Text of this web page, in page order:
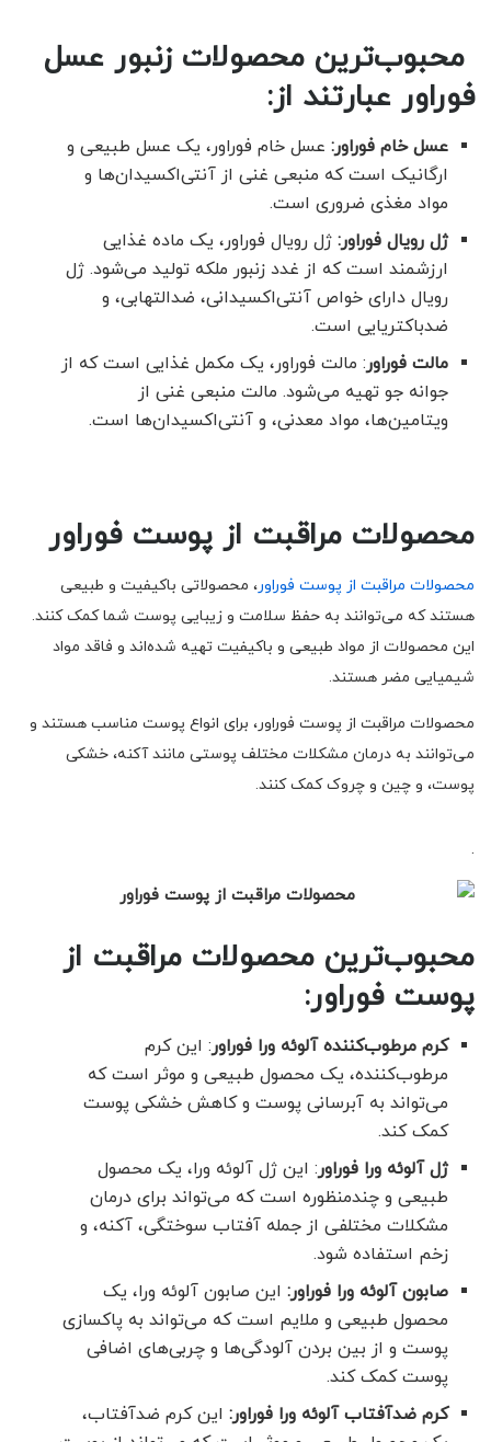
محبوب‌ترین محصولات زنبور عسل
فوراور عبارتند از:
عسل خام فوراور: عسل خام فوراور، یک عسل طبیعی و
ارگانیک است که منبعی غنی از آنتی‌اکسیدان‌ها و
مواد مغذی ضروری است.
ژل رویال فوراور: ژل رویال فوراور، یک ماده غذایی
ارزشمند است که از غدد زنبور ملکه تولید می‌شود. ژل
رویال دارای خواص آنتی‌اکسیدانی، ضدالتهابی، و
ضدباکتریایی است.
مالت فوراور: مالت فوراور، یک مکمل غذایی است که از
جوانه جو تهیه می‌شود. مالت منبعی غنی از
ویتامین‌ها، مواد معدنی، و آنتی‌اکسیدان‌ها است.
محصولات مراقبت از پوست فوراور
محصولات مراقبت از پوست فوراور، محصولاتی باکیفیت و طبیعی
هستند که می‌توانند به حفظ سلامت و زیبایی پوست شما کمک کنند.
این محصولات از مواد طبیعی و باکیفیت تهیه شده‌اند و فاقد مواد
شیمیایی مضر هستند.
محصولات مراقبت از پوست فوراور، برای انواع پوست مناسب هستند و
می‌توانند به درمان مشکلات مختلف پوستی مانند آکنه، خشکی
پوست، و چین و چروک کمک کنند.
.
محبوب‌ترین محصولات مراقبت از
پوست فوراور:
کرم مرطوب‌کننده آلوئه ورا فوراور: این کرم
مرطوب‌کننده، یک محصول طبیعی و موثر است که
می‌تواند به آبرسانی پوست و کاهش خشکی پوست
کمک کند.
ژل آلوئه ورا فوراور: این ژل آلوئه ورا، یک محصول
طبیعی و چندمنظوره است که می‌تواند برای درمان
مشکلات مختلفی از جمله آفتاب سوختگی، آکنه، و
زخم استفاده شود.
صابون آلوئه ورا فوراور: این صابون آلوئه ورا، یک
محصول طبیعی و ملایم است که می‌تواند به پاکسازی
پوست و از بین بردن آلودگی‌ها و چربی‌های اضافی
پوست کمک کند.
کرم ضدآفتاب آلوئه ورا فوراور: این کرم ضدآفتاب،